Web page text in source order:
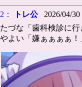
2： トレ公2026/04/30
たづな「歯科検診に行
やよい「嫌ぁぁぁぁ！